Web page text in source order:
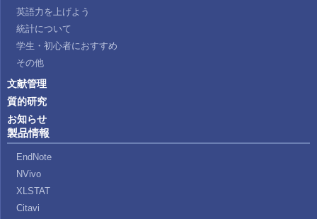
英語力を上げよう
統計について
学生・初心者におすすめ
その他
文献管理
質的研究
お知らせ
製品情報
EndNote
NVivo
XLSTAT
Citavi